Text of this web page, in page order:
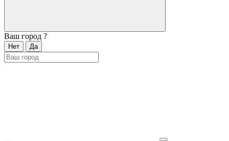
Ваш город ?
Нет Да